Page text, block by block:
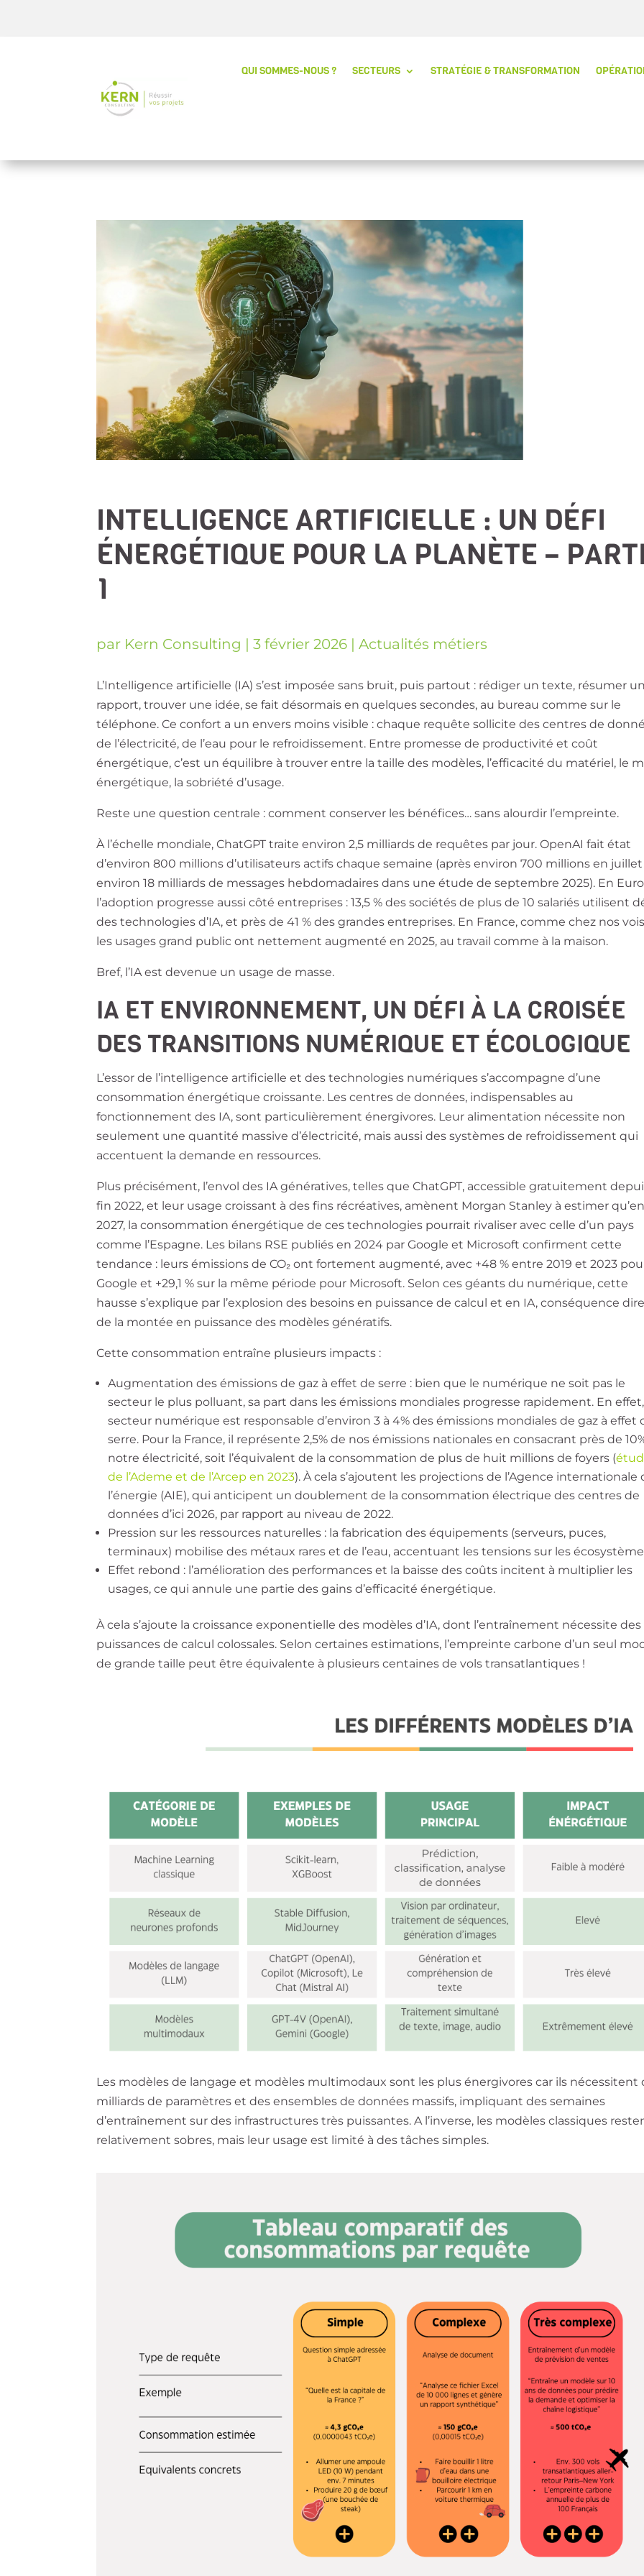
QUI SOMMES-NOUS ? SECTEURS STRATÉGIE & TRANSFORMATION
INTELLIGENCE ARTIFICIELLE : UN DÉFI
ÉNERGÉTIQUE POUR LA PLANÈTE –
1
par Kern Consulting |3 février 2026 |Actualités métiers
L’Intelligence artificielle (IA) s’est imposée sans bruit, puis partout : rédiger un texte, résumer
rapport, trouver une idée, se fait désormais en quelques secondes, au bureau comme sur le
téléphone. Ce confort a un envers moins visible : chaque requête sollicite des centres de
de l’électricité, de l’eau pour le refroidissement. Entre promesse de productivité et coût
énergétique, c’est un équilibre à trouver entre la taille des modèles, l’efficacité du matériel, le
énergétique, la sobriété d’usage.
Reste une question centrale : comment conserver les bénéfices… sans alourdir l’empreinte.
À l’échelle mondiale, ChatGPT traite environ 2,5 milliards de requêtes par jour. OpenAI fait état
d’environ 800 millions d’utilisateurs actifs chaque semaine (après environ 700 millions en
environ 18 milliards de messages hebdomadaires dans une étude de septembre 2025). En
l’adoption progresse aussi côté entreprises : 13,5 % des sociétés de plus de 10 salariés utilisent
des technologies d’IA, et près de 41 % des grandes entreprises. En France, comme chez nos
les usages grand public ont nettement augmenté en 2025, au travail comme à la maison.
Bref, l’IA est devenue un usage de masse.
IA ET ENVIRONNEMENT, UN DÉFI À LA CROISÉE
DES TRANSITIONS NUMÉRIQUE ET ÉCOLOGIQUE
L’essor de l’intelligence artificielle et des technologies numériques s’accompagne d’une
consommation énergétique croissante. Les centres de données, indispensables au
fonctionnement des IA, sont particulièrement énergivores. Leur alimentation nécessite non
seulement une quantité massive d’électricité, mais aussi des systèmes de refroidissement qui
accentuent la demande en ressources.
Plus précisément, l’envol des IA génératives, telles que ChatGPT, accessible gratuitement
fin 2022, et leur usage croissant à des fins récréatives, amènent Morgan Stanley à estimer
2027, la consommation énergétique de ces technologies pourrait rivaliser avec celle d’un pays
comme l’Espagne. Les bilans RSE publiés en 2024 par Google et Microsoft confirment cette
tendance : leurs émissions de CO₂ ont fortement augmenté, avec +48 % entre 2019 et 2023
Google et +29,1 % sur la même période pour Microsoft. Selon ces géants du numérique, cette
hausse s’explique par l’explosion des besoins en puissance de calcul et en IA, conséquence
de la montée en puissance des modèles génératifs.
Cette consommation entraîne plusieurs impacts :
Augmentation des émissions de gaz à effet de serre : bien que le numérique ne soit pas le
secteur le plus polluant, sa part dans les émissions mondiales progresse rapidement. En
secteur numérique est responsable d’environ 3 à 4% des émissions mondiales de gaz à effet
serre. Pour la France, il représente 2,5% de nos émissions nationales en consacrant près de
notre électricité, soit l’équivalent de la consommation de plus de huit millions de foyers (
de l’Ademe et de l’Arcep en 2023). À cela s’ajoutent les projections de l’Agence internationale
l’énergie (AIE), qui anticipent un doublement de la consommation électrique des centres de
données d’ici 2026, par rapport au niveau de 2022.
Pression sur les ressources naturelles : la fabrication des équipements (serveurs, puces,
terminaux) mobilise des métaux rares et de l’eau, accentuant les tensions sur les
Effet rebond : l’amélioration des performances et la baisse des coûts incitent à multiplier les
usages, ce qui annule une partie des gains d’efficacité énergétique.
À cela s’ajoute la croissance exponentielle des modèles d’IA, dont l’entraînement nécessite des
puissances de calcul colossales. Selon certaines estimations, l’empreinte carbone d’un seul
de grande taille peut être équivalente à plusieurs centaines de vols transatlantiques !
Les modèles de langage et modèles multimodaux sont les plus énergivores car ils nécessitent
milliards de paramètres et des ensembles de données massifs, impliquant des semaines
d’entraînement sur des infrastructures très puissantes. A l’inverse, les modèles classiques
relativement sobres, mais leur usage est limité à des tâches simples.